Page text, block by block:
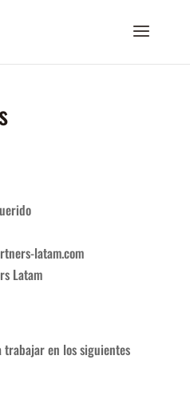
latam.com
Latam
trabajar en los siguientes